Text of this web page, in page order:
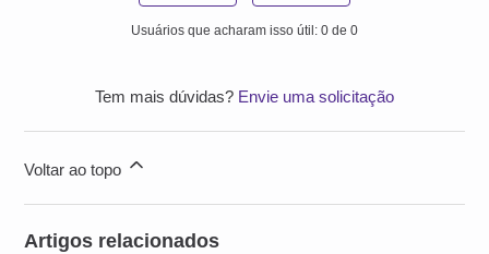
Usuários que acharam isso útil: 0 de 0
Tem mais dúvidas? Envie uma solicitação
Voltar ao topo
Artigos relacionados